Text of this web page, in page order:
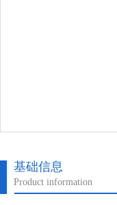
基础信息
Product information